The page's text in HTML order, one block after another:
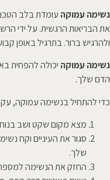
נשימה עמוקה עומדת בלב
את הבריאות הרגשית. על ידי
ולהרגיש ברור. בתרגיל באופן
נשימה עמוקה יכולה להפחית
הדם שלך.
כדי להתחיל בנשימה עמוקה,
מצא מקום שקט ושב
סגור את העיניים וקח
שלך.
החזק את הנשימה